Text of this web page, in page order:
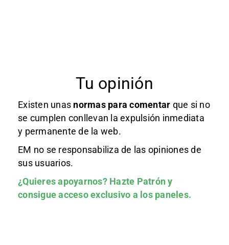
Tu opinión
Existen unas normas para comentar que si no
se cumplen conllevan la expulsión inmediata
y permanente de la web.
EM no se responsabiliza de las opiniones de
sus usuarios.
¿Quieres apoyarnos? Hazte Patróny
consigue acceso exclusivo a los paneles.